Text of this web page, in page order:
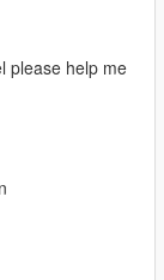
please help me